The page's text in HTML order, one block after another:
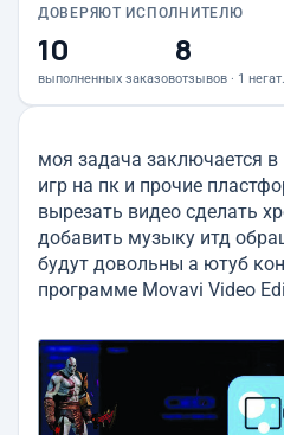
моя задача заключается
игр на пк и прочие
вырезать видео сделать
добавить музыку итд
будут довольны а ютуб
программе Movavi Video
ДОВЕРЯЮТ ИСПОЛНИТЕЛЮ
10
выполненных заказов
8
отзывов · 1 негат.